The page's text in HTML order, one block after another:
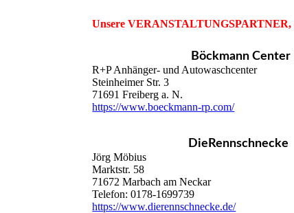
Unsere VERANSTALTUNGSPARTNER,
Böckmann Center
R+P Anhänger- und Autowaschcenter
Steinheimer Str. 3
71691 Freiberg a. N.
https://www.boeckmann-rp.com/
DieRennschnecke
Jörg Möbius
Marktstr. 58
71672 Marbach am Neckar
Telefon: 0178-1699739
https://www.dierennschnecke.de/